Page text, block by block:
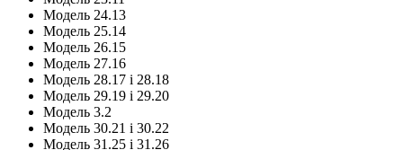
Модель 24.13
Модель 25.14
Модель 26.15
Модель 27.16
Модель 28.17 і 28.18
Модель 29.19 і 29.20
Модель 3.2
Модель 30.21 і 30.22
Модель 31.25 і 31.26